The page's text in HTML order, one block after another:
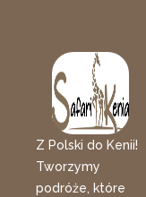
Z Polski do Kenii!
Tworzymy
podróże, które